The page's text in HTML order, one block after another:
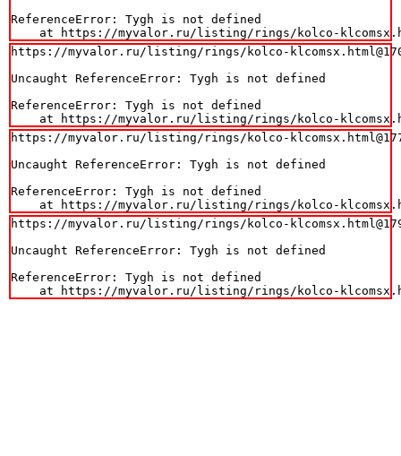
ReferenceError: Tygh is not defined
at https://myvalor.ru/listing/rings/kolco-
https://myvalor.ru/listing/rings/kolco-
Uncaught ReferenceError: Tygh is not defined
ReferenceError: Tygh is not defined
at https://myvalor.ru/listing/rings/kolco-
https://myvalor.ru/listing/rings/kolco-
Uncaught ReferenceError: Tygh is not defined
ReferenceError: Tygh is not defined
at https://myvalor.ru/listing/rings/kolco-
https://myvalor.ru/listing/rings/kolco-
Uncaught ReferenceError: Tygh is not defined
ReferenceError: Tygh is not defined
at https://myvalor.ru/listing/rings/kolco-